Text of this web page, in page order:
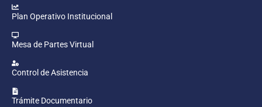
Plan Operativo Institucional
Mesa de Partes Virtual
Control de Asistencia
Trámite Documentario